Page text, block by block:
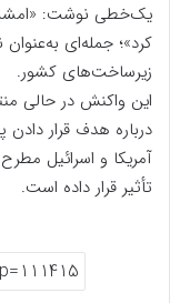
یک‌خطی نوشت:
کرد»؛ جمله‌ای
زیرساخت‌های کشور.
این واکنش در حالی
درباره هدف قرار
آمریکا و اسرائیل
تأثیر قرار داده است.